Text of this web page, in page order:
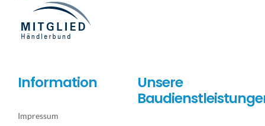
Information
Impressum
Unsere